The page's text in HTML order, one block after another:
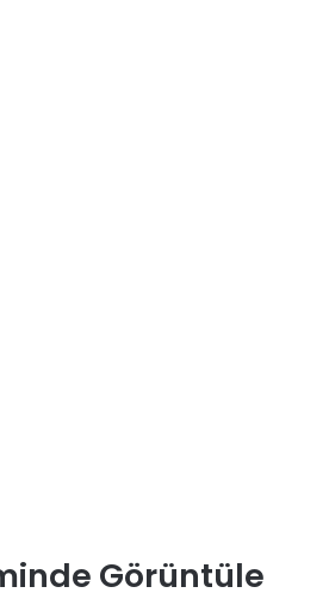
Görüntüle